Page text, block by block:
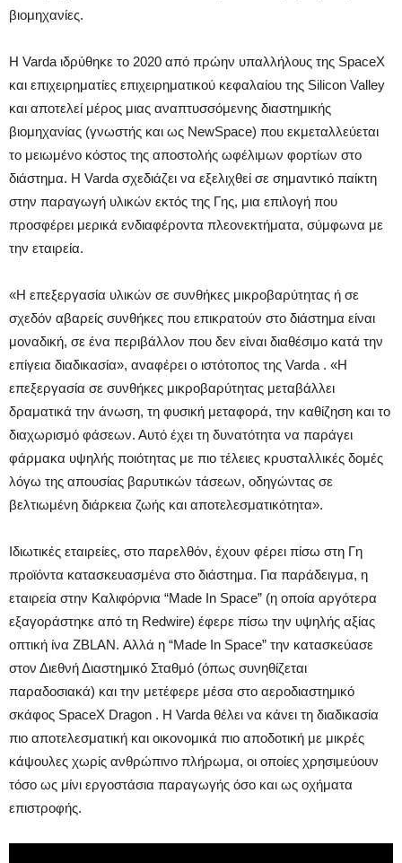
βιομηχανίες.
Η Varda ιδρύθηκε το 2020 από πρώην υπαλλήλους της SpaceX
και επιχειρηματίες επιχειρηματικού κεφαλαίου της Silicon Valley
και αποτελεί μέρος μιας αναπτυσσόμενης διαστημικής
βιομηχανίας (γνωστής και ως NewSpace) που εκμεταλλεύεται
το μειωμένο κόστος της αποστολής ωφέλιμων φορτίων στο
διάστημα. Η Varda σχεδιάζει να εξελιχθεί σε σημαντικό παίκτη
στην παραγωγή υλικών εκτός της Γης, μια επιλογή που
προσφέρει μερικά ενδιαφέροντα πλεονεκτήματα, σύμφωνα με
την εταιρεία.
«Η επεξεργασία υλικών σε συνθήκες μικροβαρύτητας ή σε
σχεδόν αβαρείς συνθήκες που επικρατούν στο διάστημα είναι
μοναδική, σε ένα περιβάλλον που δεν είναι διαθέσιμο κατά την
επίγεια διαδικασία», αναφέρει ο ιστότοπος της Varda . «Η
επεξεργασία σε συνθήκες μικροβαρύτητας μεταβάλλει
δραματικά την άνωση, τη φυσική μεταφορά, την καθίζηση και το
διαχωρισμό φάσεων. Αυτό έχει τη δυνατότητα να παράγει
φάρμακα υψηλής ποιότητας με πιο τέλειες κρυσταλλικές δομές
λόγω της απουσίας βαρυτικών τάσεων, οδηγώντας σε
βελτιωμένη διάρκεια ζωής και αποτελεσματικότητα».
Ιδιωτικές εταιρείες, στο παρελθόν, έχουν φέρει πίσω στη Γη
προϊόντα κατασκευασμένα στο διάστημα. Για παράδειγμα, η
εταιρεία στην Καλιφόρνια “Made In Space” (η οποία αργότερα
εξαγοράστηκε από τη Redwire) έφερε πίσω την υψηλής αξίας
οπτική ίνα ZBLAN. Αλλά η “Made In Space” την κατασκεύασε
στον Διεθνή Διαστημικό Σταθμό (όπως συνηθίζεται
παραδοσιακά) και την μετέφερε μέσα στο αεροδιαστημικό
σκάφος SpaceX Dragon . Η Varda θέλει να κάνει τη διαδικασία
πιο αποτελεσματική και οικονομικά πιο αποδοτική με μικρές
κάψουλες χωρίς ανθρώπινο πλήρωμα, οι οποίες χρησιμεύουν
τόσο ως μίνι εργοστάσια παραγωγής όσο και ως οχήματα
επιστροφής.